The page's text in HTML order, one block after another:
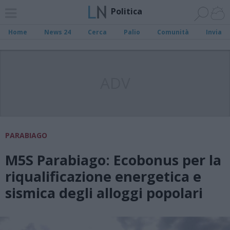
Politica
Home News 24 Cerca Palio Comunità Invia
PARABIAGO
M5S Parabiago: Ecobonus per la
riqualificazione energetica e
sismica degli alloggi popolari